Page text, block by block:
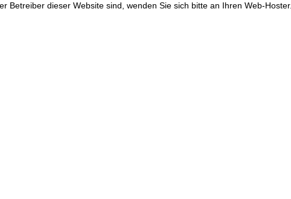
Betreiber dieser Website sind, wenden Sie sich bitte an Ihren Web-Hoster.